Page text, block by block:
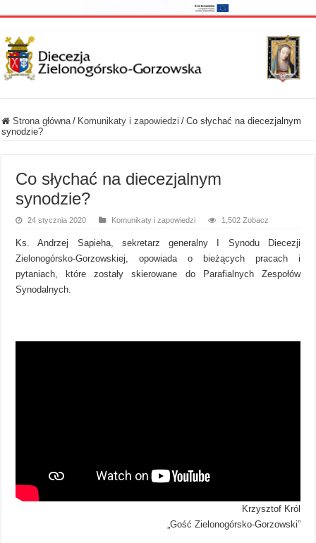
Strona główna / Komunikaty i zapowiedzi / Co słychać na diecezjalnym
synodzie?
Co słychać na diecezjalnym
synodzie?
24 stycznia 2020 Komunikaty i zapowiedzi 1,502 Zobacz
Ks. Andrzej Sapieha, sekretarz generalny I Synodu Diecezji
Zielonogórsko-Gorzowskiej, opowiada o bieżących pracach i
pytaniach, które zostały skierowane do Parafialnych Zespołów
Synodalnych.
Krzysztof Król
„Gość Zielonogórsko-Gorzowski”